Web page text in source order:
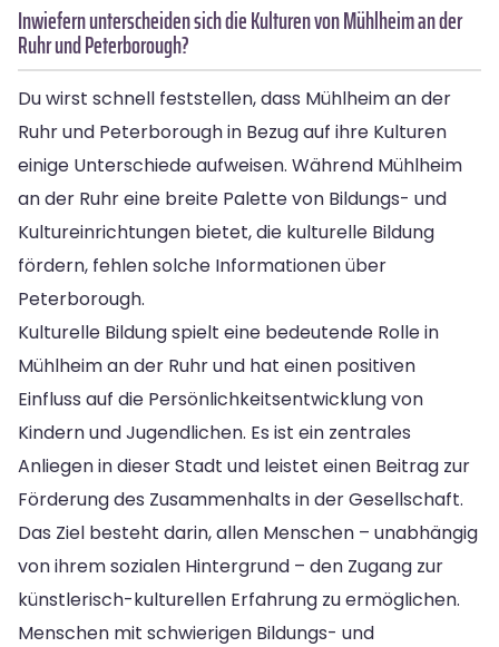
Inwiefern unterscheiden sich die Kulturen von Mühlheim an der
Ruhr und Peterborough?
Du wirst schnell feststellen, dass Mühlheim an der
Ruhr und Peterborough in Bezug auf ihre Kulturen
einige Unterschiede aufweisen. Während Mühlheim
an der Ruhr eine breite Palette von Bildungs- und
Kultureinrichtungen bietet, die kulturelle Bildung
fördern, fehlen solche Informationen über
Peterborough.
Kulturelle Bildung spielt eine bedeutende Rolle in
Mühlheim an der Ruhr und hat einen positiven
Einfluss auf die Persönlichkeitsentwicklung von
Kindern und Jugendlichen. Es ist ein zentrales
Anliegen in dieser Stadt und leistet einen Beitrag zur
Förderung des Zusammenhalts in der Gesellschaft.
Das Ziel besteht darin, allen Menschen – unabhängig
von ihrem sozialen Hintergrund – den Zugang zur
künstlerisch-kulturellen Erfahrung zu ermöglichen.
Menschen mit schwierigen Bildungs- und